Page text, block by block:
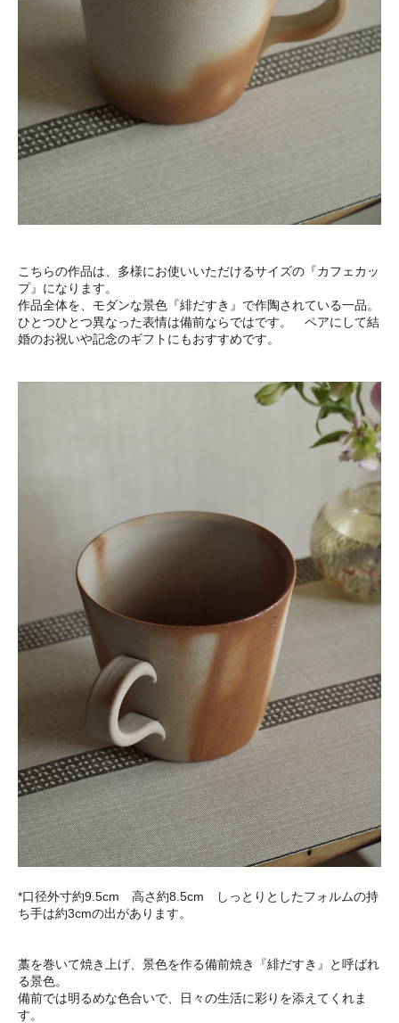
こちらの作品は、多様にお使いいただけるサイズの『カフェカッ
プ』になります。
作品全体を、モダンな景色『緋だすき』で作陶されている一品。
ひとつひとつ異なった表情は備前ならではです。 ペアにして結
婚のお祝いや記念のギフトにもおすすめです。
*口径外寸約9.5cm 高さ約8.5cm しっとりとしたフォルムの持
ち手は約3cmの出があります。
藁を巻いて焼き上げ、景色を作る備前焼き『緋だすき』と呼ばれ
る景色。
備前では明るめな色合いで、日々の生活に彩りを添えてくれま
す。